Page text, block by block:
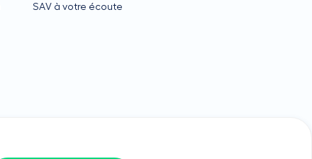
SAV à votre écoute